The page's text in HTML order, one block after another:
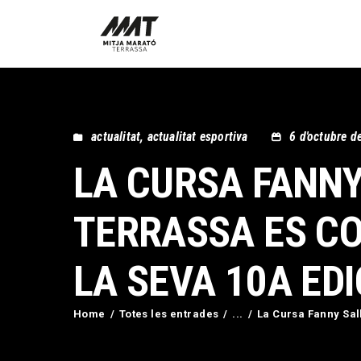
actualitat, actualitat esportiva 6 d'octubre
LA CURSA
TERRASSA ES
LA SEVA 10A
Home Totes les entrades ... La Cursa Fanny